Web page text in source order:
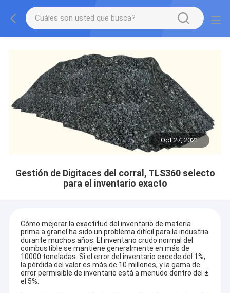
Oct 27, 2021
Gestión de Digitaces del corral, TLS360 selecto
para el inventario exacto
Cómo mejorar la exactitud del inventario de materia
prima a granel ha sido un problema difícil para la industria
durante muchos años. El inventario crudo normal del
combustible se mantiene generalmente en más de
10000 toneladas. Si el error del inventario excede del 1%,
la pérdida del valor es más de 10 millones, y la gama de
error permisible de inventario está a menudo dentro del ±
el 5%.